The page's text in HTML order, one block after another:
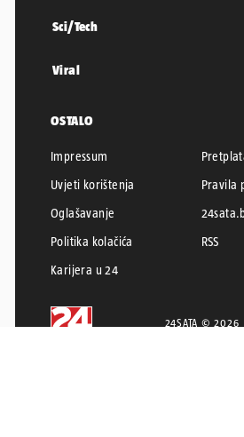
Sci/Tech
Viral
OSTALO
Impressum
Uvjeti korištenja
Pravila
Oglašavanje
Politika kolačića
RSS
Karijera u 24
24SATA © 2026